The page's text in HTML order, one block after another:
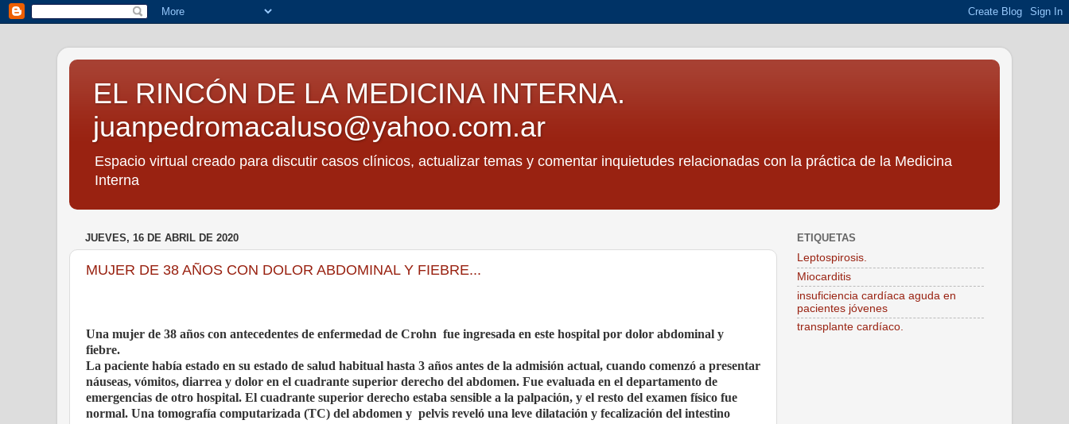
EL RINCÓN DE LA MEDICINA INTERNA.
juanpedromacaluso@yahoo.com.ar
Espacio virtual creado para discutir casos clínicos, actualizar temas y comentar inquietudes relacionadas con la práctica de la Medicina
Interna
JUEVES, 16 DE ABRIL DE 2020
MUJER DE 38 AÑOS CON DOLOR ABDOMINAL Y FIEBRE...
Una mujer de 38 años con antecedentes de enfermedad de Crohn fue ingresada en este hospital por dolor abdominal y
fiebre.
La paciente había estado en su estado de salud habitual hasta 3 años antes de la admisión actual, cuando comenzó a presentar
náuseas, vómitos, diarrea y dolor en el cuadrante superior derecho del abdomen. Fue evaluada en el departamento de
emergencias de otro hospital. El cuadrante superior derecho estaba sensible a la palpación, y el resto del examen físico fue
normal. Una tomografía computarizada (TC) del abdomen y pelvis reveló una leve dilatación y fecalización del intestino
ETIQUETAS
Leptospirosis.
Miocarditis
insuficiencia cardíaca aguda en
pacientes jóvenes
transplante cardíaco.